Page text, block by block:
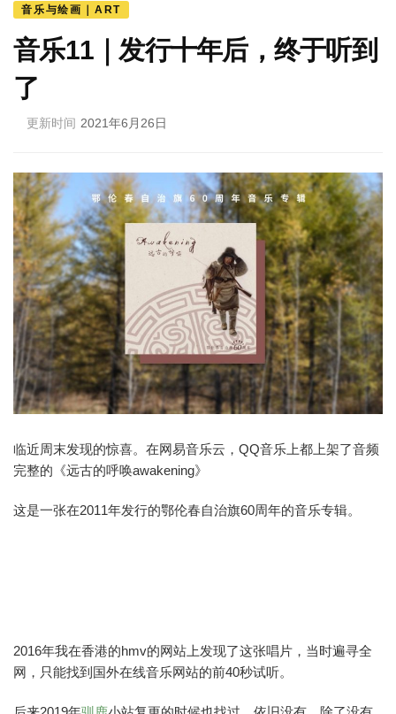
音乐与绘画｜ART
音乐11｜发行十年后，终于听到
了
更新时间 2021年6月26日
临近周末发现的惊喜。在网易音乐云，QQ音乐上都上架了音频
完整的《远古的呼唤awakening》
这是一张在2011年发行的鄂伦春自治旗60周年的音乐专辑。
2016年我在香港的hmv的网站上发现了这张唱片，当时遍寻全
网，只能找到国外在线音乐网站的前40秒试听。